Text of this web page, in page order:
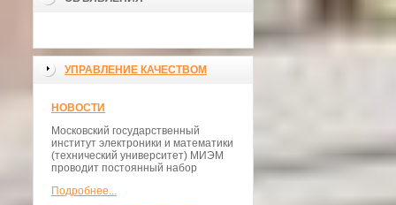
УПРАВЛЕНИЕ КАЧЕСТВОМ
НОВОСТИ
Московский государственный
институт электроники и математики
(технический университет) МИЭМ
проводит постоянный набор
Подробнее...